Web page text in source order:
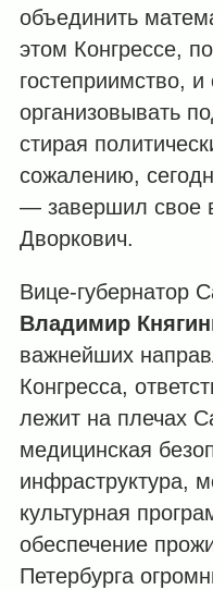
объединить
этом Конгрессе,
гостеприимство,
организовывать
стирая
сожалению,
— завершил свое
Дворкович.
Вице-губернатор
Владимир
важнейших
Конгресса,
лежит на плечах
медицинская
инфраструктура,
культурная
обеспечение
Петербурга